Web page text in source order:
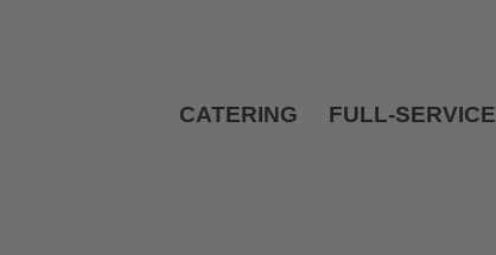
CATERING FULL-SERVICE